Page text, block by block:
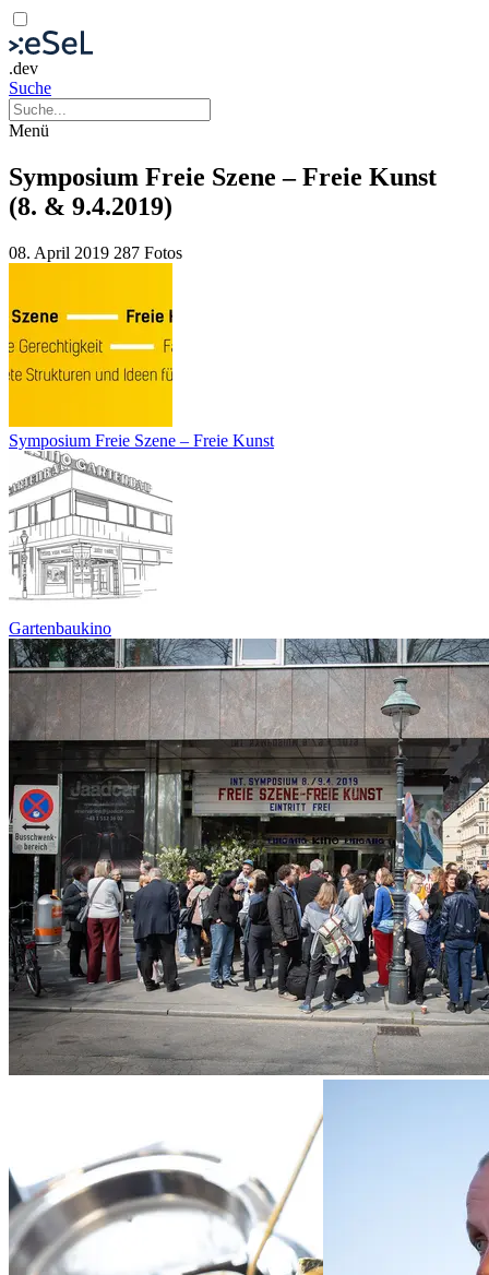
.dev
Suche
Menü
Symposium Freie Szene – Freie Kunst
(8. & 9.4.2019)
08. April 2019 287 Fotos
Symposium Freie Szene – Freie Kunst
Gartenbaukino